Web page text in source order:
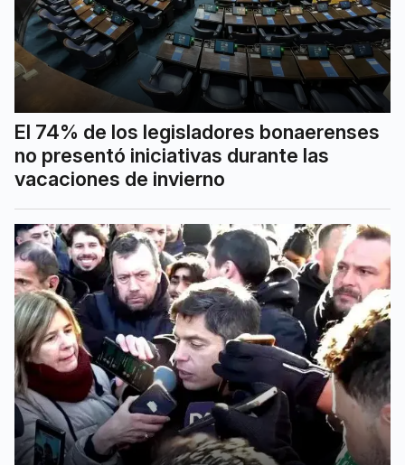
El 74% de los legisladores bonaerenses
no presentó iniciativas durante las
vacaciones de invierno